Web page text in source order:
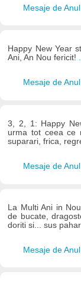
Mesaje de
Happy New Year
Ani, An Nou fericit!
Mesaje de
3, 2, 1: Happy
urma tot ceea ce
suparari, frica,
Mesaje de
La Multi Ani in
de bucate,
doriti si... sus
Mesaje de